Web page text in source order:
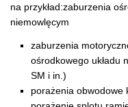
na przykład:zaburzenia
niemowlęcym
zaburzenia
ośrodkowego układu
SM i in.)
porażenia obwodowe